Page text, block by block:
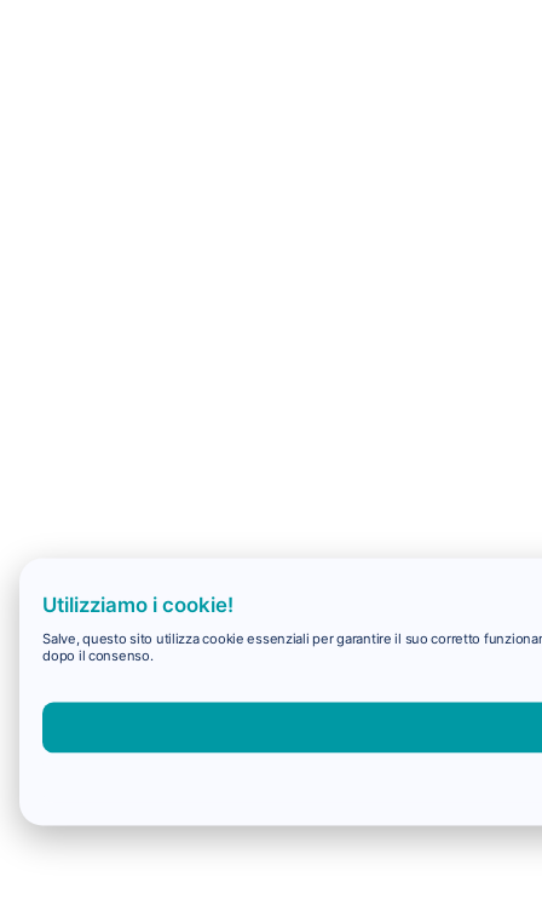
Utilizziamo i cookie!
Salve, questo sito utilizza cookie essenziali per garantire il suo corretto
dopo il consenso.